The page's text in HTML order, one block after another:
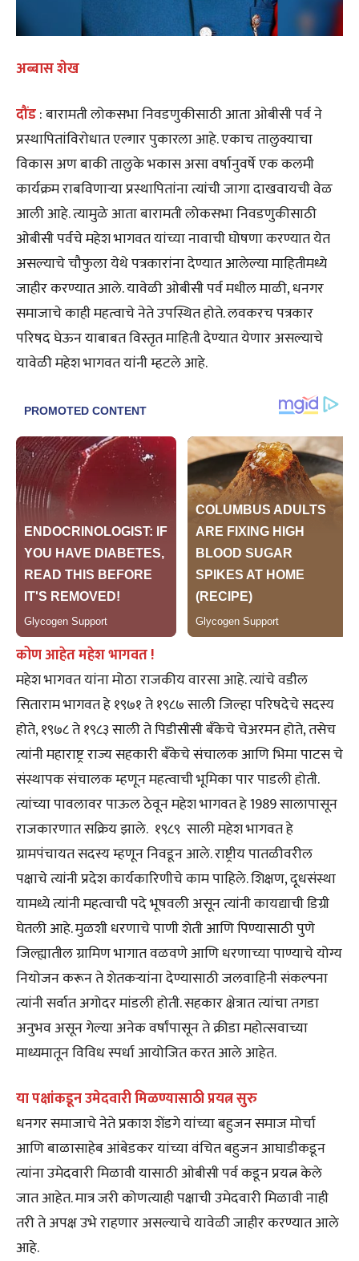
अब्बास शेख
दौंड: बारामती लोकसभा निवडणुकीसाठी आता ओबीसी पर्व ने
प्रस्थापितांविरोधात एल्गार पुकारला आहे. एकाच तालुक्याचा
विकास अण बाकी तालुके भकास असा वर्षानुवर्षे एक कलमी
कार्यक्रम राबविणाऱ्या प्रस्थापितांना त्यांची जागा दाखवायची वेळ
आली आहे. त्यामुळे आता बारामती लोकसभा निवडणुकीसाठी
ओबीसी पर्वचे महेश भागवत यांच्या नावाची घोषणा करण्यात येत
असल्याचे चौफुला येथे पत्रकारांना देण्यात आलेल्या माहितीमध्ये
जाहीर करण्यात आले. यावेळी ओबीसी पर्व मधील माळी, धनगर
समाजाचे काही महत्वाचे नेते उपस्थित होते. लवकरच पत्रकार
परिषद घेऊन याबाबत विस्तृत माहिती देण्यात येणार असल्याचे
यावेळी महेश भागवत यांनी म्हटले आहे.
कोण आहेत महेश भागवत !
महेश भागवत यांना मोठा राजकीय वारसा आहे. त्यांचे वडील
सिताराम भागवत हे १९७१ ते १९८७ साली जिल्हा परिषदेचे सदस्य
होते, १९७८ ते १९८३ साली ते पिडीसीसी बँकेचे चेअरमन होते, तसेच
त्यांनी महाराष्ट्र राज्य सहकारी बँकेचे संचालक आणि भिमा पाटस चे
संस्थापक संचालक म्हणून महत्वाची भूमिका पार पाडली होती.
त्यांच्या पावलावर पाऊल ठेवून महेश भागवत हे 1989 सालापासून
राजकारणात सक्रिय झाले. १९८९ साली महेश भागवत हे
ग्रामपंचायत सदस्य म्हणून निवडून आले. राष्ट्रीय पातळीवरील
पक्षाचे त्यांनी प्रदेश कार्यकारिणीचे काम पाहिले. शिक्षण, दूधसंस्था
यामध्ये त्यांनी महत्वाची पदे भूषवली असून त्यांनी कायद्याची डिग्री
घेतली आहे. मुळशी धरणाचे पाणी शेती आणि पिण्यासाठी पुणे
जिल्ह्यातील ग्रामिण भागात वळवणे आणि धरणाच्या पाण्याचे योग्य
नियोजन करून ते शेतकऱ्यांना देण्यासाठी जलवाहिनी संकल्पना
त्यांनी सर्वात अगोदर मांडली होती. सहकार क्षेत्रात त्यांचा तगडा
अनुभव असून गेल्या अनेक वर्षांपासून ते क्रीडा महोत्सवाच्या
माध्यमातून विविध स्पर्धा आयोजित करत आले आहेत.
या पक्षांकडून उमेदवारी मिळण्यासाठी प्रयत्न सुरु
धनगर समाजाचे नेते प्रकाश शेंडगे यांच्या बहुजन समाज मोर्चा
आणि बाळासाहेब आंबेडकर यांच्या वंचित बहुजन आघाडीकडून
त्यांना उमेदवारी मिळावी यासाठी ओबीसी पर्व कडून प्रयत्न केले
जात आहेत. मात्र जरी कोणत्याही पक्षाची उमेदवारी मिळावी नाही
तरी ते अपक्ष उभे राहणार असल्याचे यावेळी जाहीर करण्यात आले
आहे.